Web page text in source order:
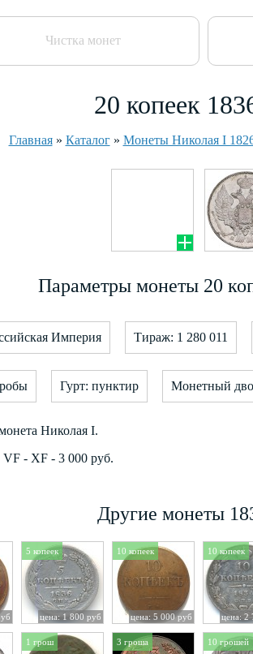
Чистка монет
20 копеек
Главная» Каталог» Монеты Николая I
Параметры монеты 20
Империя Тираж: 1 280 011
Гурт: пунктир Монетный
Николая I.
VF - XF - 3 000 руб.
Другие монеты
5 копеек
цена: 1 800 руб
10 копеек
цена: 5 000 руб
10 копеек
цена: 2
1 грош 3 гроша 10 грошей